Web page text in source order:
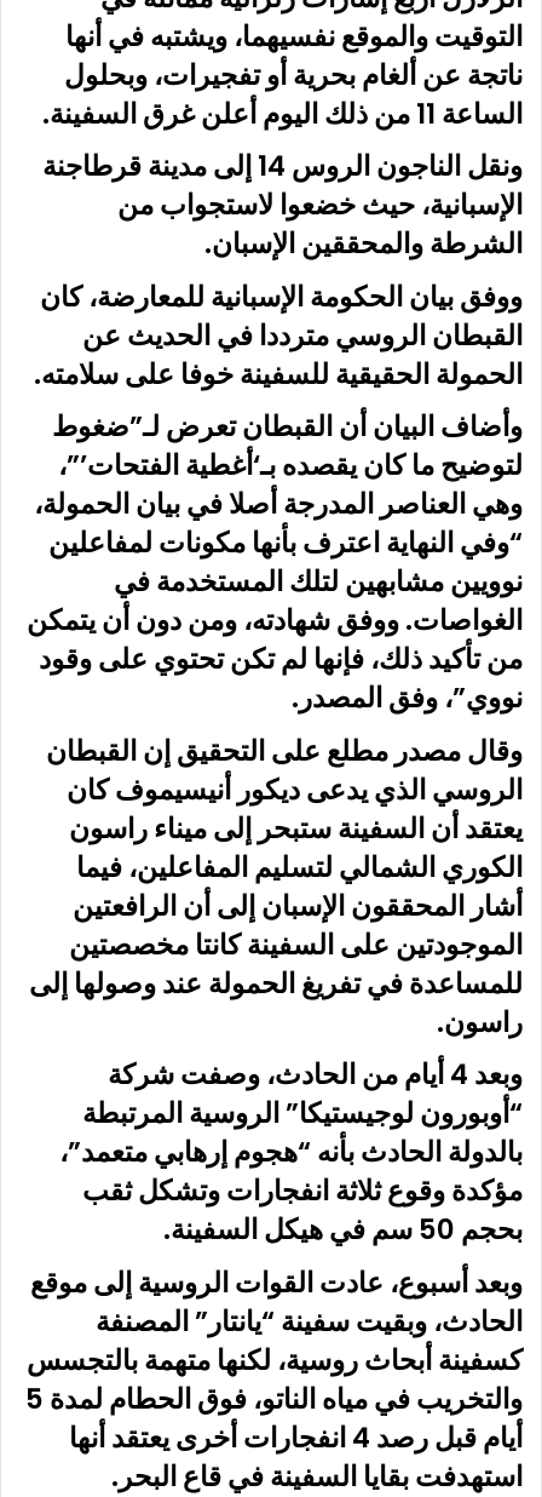
التوقيت والموقع نفسيهما، ويشتبه في أنها
ناتجة عن ألغام بحرية أو تفجيرات، وبحلول
الساعة 11 من ذلك اليوم أعلن غرق السفينة.
ونقل الناجون الروس 14 إلى مدينة قرطاجنة
الإسبانية، حيث خضعوا لاستجواب من
الشرطة والمحققين الإسبان.
ووفق بيان الحكومة الإسبانية للمعارضة، كان
القبطان الروسي مترددا في الحديث عن
الحمولة الحقيقية للسفينة خوفا على سلامته.
وأضاف البيان أن القبطان تعرض لـ”ضغوط
لتوضيح ما كان يقصده بـ‘أغطية الفتحات’”،
وهي العناصر المدرجة أصلا في بيان الحمولة،
“وفي النهاية اعترف بأنها مكونات لمفاعلين
نوويين مشابهين لتلك المستخدمة في
الغواصات. ووفق شهادته، ومن دون أن يتمكن
من تأكيد ذلك، فإنها لم تكن تحتوي على وقود
نووي”، وفق المصدر.
وقال مصدر مطلع على التحقيق إن القبطان
الروسي الذي يدعى ديكور أنيسيموف كان
يعتقد أن السفينة ستبحر إلى ميناء راسون
الكوري الشمالي لتسليم المفاعلين، فيما
أشار المحققون الإسبان إلى أن الرافعتين
الموجودتين على السفينة كانتا مخصصتين
للمساعدة في تفريغ الحمولة عند وصولها إلى
راسون.
وبعد 4 أيام من الحادث، وصفت شركة
“أوبورون لوجيستيكا” الروسية المرتبطة
بالدولة الحادث بأنه “هجوم إرهابي متعمد”،
مؤكدة وقوع ثلاثة انفجارات وتشكل ثقب
بحجم 50 سم في هيكل السفينة.
وبعد أسبوع، عادت القوات الروسية إلى موقع
الحادث، وبقيت سفينة “يانتار” المصنفة
كسفينة أبحاث روسية، لكنها متهمة بالتجسس
والتخريب في مياه الناتو، فوق الحطام لمدة 5
أيام قبل رصد 4 انفجارات أخرى يعتقد أنها
استهدفت بقايا السفينة في قاع البحر.